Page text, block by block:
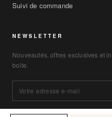
Suivi de commande
NEWSLETTER
Nouveautés, offres exclusives et
boîte.